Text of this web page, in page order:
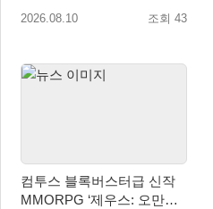
트라 콘서트 10월 5일 서울
2026.08.10 조회 43
컴투스 블록버스터급 신작
MMORPG ‘제우스: 오만의